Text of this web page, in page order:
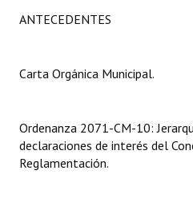
Reglamento Interno
Organigrama
DOCUMENTOS
ANTECEDENTES
Carta Orgánica Municipal.
Ordenanza 2071-CM-10:
declaraciones de interés del
Reglamentación.